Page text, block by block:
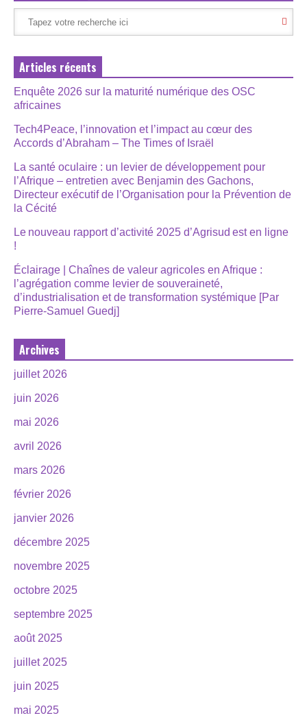
Articles récents
Enquête 2026 sur la maturité numérique des OSC
africaines
Tech4Peace, l’innovation et l’impact au cœur des
Accords d’Abraham – The Times of Israël
La santé oculaire : un levier de développement pour
l’Afrique – entretien avec Benjamin des Gachons,
Directeur exécutif de l’Organisation pour la Prévention de
la Cécité
Le nouveau rapport d’activité 2025 d’Agrisud est en ligne
!
Éclairage | Chaînes de valeur agricoles en Afrique :
l’agrégation comme levier de souveraineté,
d’industrialisation et de transformation systémique [Par
Pierre-Samuel Guedj]
Archives
juillet 2026
juin 2026
mai 2026
avril 2026
mars 2026
février 2026
janvier 2026
décembre 2025
novembre 2025
octobre 2025
septembre 2025
août 2025
juillet 2025
juin 2025
mai 2025